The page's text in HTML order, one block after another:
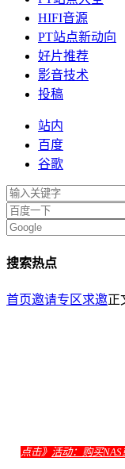
HIFI音源
PT站点新动向
好片推荐
影音技术
投稿
站内
百度
谷歌
搜索热点
首页邀请专区求邀正
点击》 活动：购买